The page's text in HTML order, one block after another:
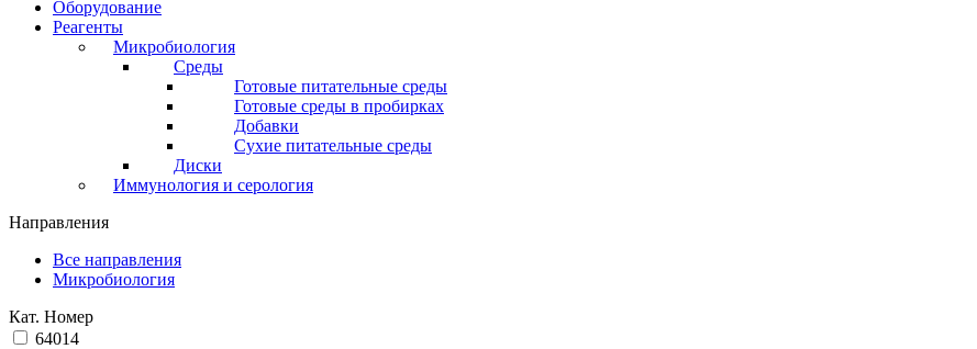
Оборудование
Реагенты
Микробиология
Среды
Готовые питательные среды
Готовые среды в пробирках
Добавки
Сухие питательные среды
Диски
Иммунология и серология
Направления
Все направления
Микробиология
Кат. Номер
64014